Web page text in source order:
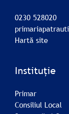
0230 528020
Hartă site
Instituție
Primar
Consiliul Local